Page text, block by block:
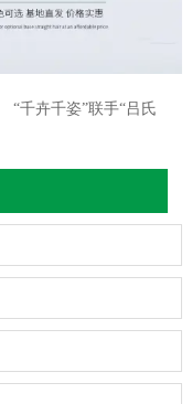
“千卉千姿”联手“吕氏